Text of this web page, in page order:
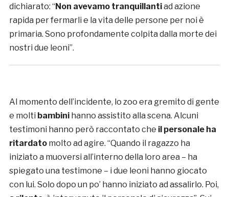
dichiarato: “Non avevamo tranquillantiad azione
rapida per fermarli e la vita delle persone per noi è
primaria. Sono profondamente colpita dalla morte dei
nostri due leoni”.
Al momento dell’incidente, lo zoo era gremito di gente
e molti bambinihanno assistito alla scena. Alcuni
testimoni hanno però raccontato che il personale ha
ritardatomolto ad agire. “Quando il ragazzo ha
iniziato a muoversi all’interno della loro area – ha
spiegato una testimone – i due leoni hanno giocato
con lui. Solo dopo un po’ hanno iniziato ad assalirlo. Poi,